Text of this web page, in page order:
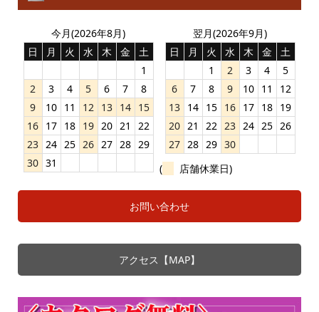
今月(2026年8月)
日
月 火 水 木 金
土
1
2
3 4 5 6 7
8
9
10 11 12 13 14 15
16 17 18 19 20 21
22
23 24 25 26 27 28 29
30 31
翌月(2026年9月)
日
月 火 水 木 金
土
1
2 3 4
5
6
7 8 9 10 11
12
13 14 15 16 17 18 19
20 21 22 23 24 25 26
27 28 29 30
(
店舗休業日)
お問い合わせ
アクセス【MAP】